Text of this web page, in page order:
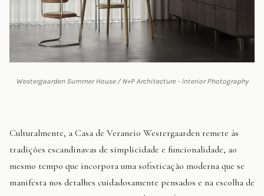
Westergaarden Summer House / N+P Architecture - Interior Photography
Culturalmente, a Casa de Veraneio Westergaarden remete às
tradições escandinavas de simplicidade e funcionalidade, ao
mesmo tempo que incorpora uma sofisticação moderna que se
manifesta nos detalhes cuidadosamente pensados e na escolha de